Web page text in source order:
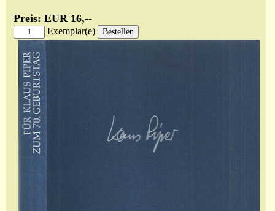
Geschäftschronik
Preis: EUR 16,--
Exemplar(e)